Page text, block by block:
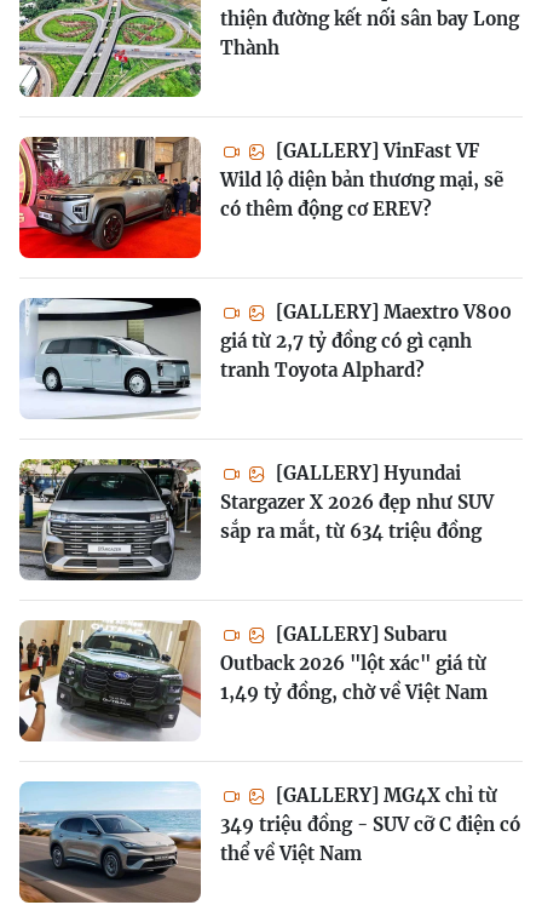
thiện đường kết nối sân bay Long
Thành
[GALLERY] VinFast VF
Wild lộ diện bản thương mại, sẽ
có thêm động cơ EREV?
[GALLERY] Maextro V800
giá từ 2,7 tỷ đồng có gì cạnh
tranh Toyota Alphard?
[GALLERY] Hyundai
Stargazer X 2026 đẹp như SUV
sắp ra mắt, từ 634 triệu đồng
[GALLERY] Subaru
Outback 2026 "lột xác" giá từ
1,49 tỷ đồng, chờ về Việt Nam
[GALLERY] MG4X chỉ từ
349 triệu đồng - SUV cỡ C điện có
thể về Việt Nam